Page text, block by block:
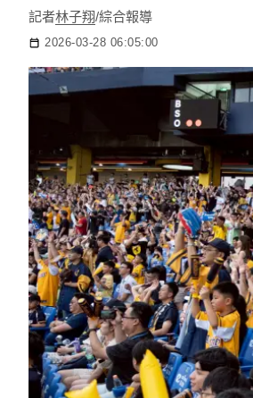
記者林子翔/綜合報導
2026-03-28 06:05:00